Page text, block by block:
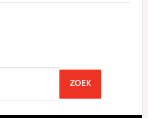
ZOEKSEARCH